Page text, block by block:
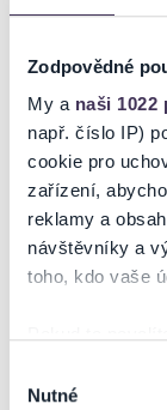
Zodpovědné
My a naši 1022
např. číslo IP)
cookie pro
zařízení,
reklamy a
návštěvníky a
toho, kdo vaše
které
souhlasu
Nutné
Návšteva ZOO
Bratislava